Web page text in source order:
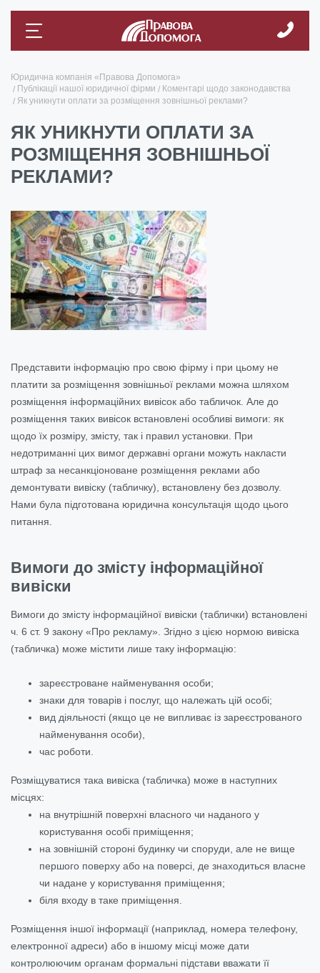
Юридична компанія «Правова Допомога»
Публікації нашої юридичної фірми
Коментарі щодо законодавства
Як уникнути оплати за розміщення зовнішньої реклами?
ЯК УНИКНУТИ ОПЛАТИ ЗА
РОЗМІЩЕННЯ ЗОВНІШНЬОЇ
РЕКЛАМИ?
Представити інформацію про свою фірму і при цьому не
платити за розміщення зовнішньої реклами можна шляхом
розміщення інформаційних вивісок або табличок. Але до
розміщення таких вивісок встановлені особливі вимоги: як
щодо їх розміру, змісту, так і правил установки. При
недотриманні цих вимог державні органи можуть накласти
штраф за несанкціоноване розміщення реклами або
демонтувати вивіску (табличку), встановлену без дозволу.
Нами була підготована юридична консультація щодо цього
питання.
Вимоги до змісту інформаційної
вивіски
Вимоги до змісту інформаційної вивіски (таблички) встановлені
ч. 6 ст. 9 закону «Про рекламу». Згідно з цією нормою вивіска
(табличка) може містити лише таку інформацію:
зареєстроване найменування особи;
знаки для товарів і послуг, що належать цій особі;
вид діяльності (якщо це не випливає із зареєстрованого
найменування особи),
час роботи.
Розміщуватися така вивіска (табличка) може в наступних
місцях:
на внутрішній поверхні власного чи наданого у
користування особі приміщення;
на зовнішній стороні будинку чи споруди, але не вище
першого поверху або на поверсі, де знаходиться власне
чи надане у користування приміщення;
біля входу в таке приміщення.
Розміщення іншої інформації (наприклад, номера телефону,
електронної адреси) або в іншому місці може дати
контролюючим органам формальні підстави вважати її